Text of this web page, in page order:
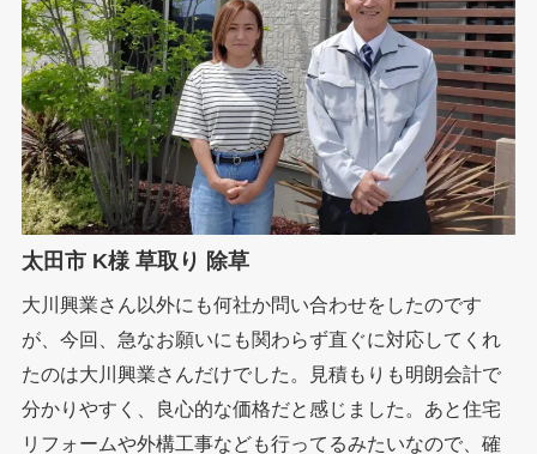
太田市 K様 草取り 除草
大川興業さん以外にも何社か問い合わせをしたのです
が、今回、急なお願いにも関わらず直ぐに対応してくれ
たのは大川興業さんだけでした。見積もりも明朗会計で
分かりやすく、良心的な価格だと感じました。あと住宅
リフォームや外構工事なども行ってるみたいなので、確